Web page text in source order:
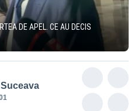
DE APEL. CE AU DECIS